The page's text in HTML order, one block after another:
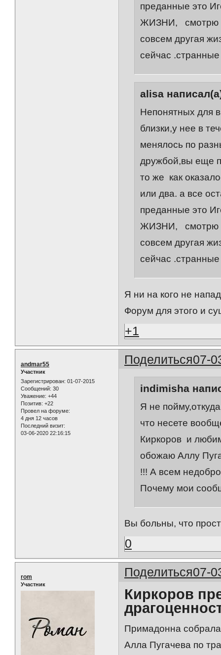
преданные это
ЖИЗНИ, смотрю А
совсем другая
сейчас
alisa
Непонятных для
близки,у нее в
менялось по
дружбой,вы еще
то же как
или два. а все
преданные это
ЖИЗНИ, смотрю А
совсем другая
сейчас
Я ни на кого не
Форум для этого и
+1
Поделиться07-
andmar55
Участник
Зарегистрирован: 01-07-2015
Сообщений: 30
Уважение: +44
Позитив: +22
Провел на форуме:
4 дня 12 часов
Последний визит:
03-06-2020 22:16:15
indimisha
Я не
что несете
Киркоров и
обожаю Аллу
!!! А всем
Почему мои
Вы больны, что
0
Поделиться07-
rom
Участник
Киркоров
Примадонна
Алла Пугачева по